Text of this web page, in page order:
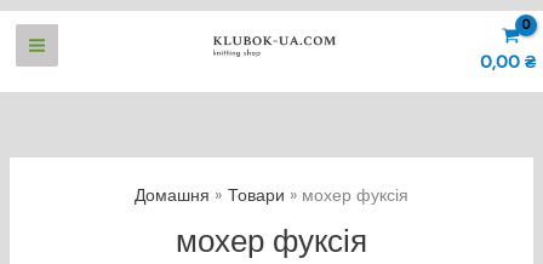
Перейти
0,00 ₴
Домашня Товари мохер фуксія
мохер фуксія